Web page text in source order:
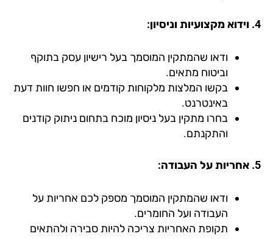
ודאו שהמתקין המוסמך בעל רישיון עסק בתוקף
וביטוח מתאים.
בקשו המלצות מלקוחות קודמים או חפשו חוות דעת
באינטרנט.
בחרו מתקין בעל ניסיון מוכח בתחום ניתוק קודנים
והתקנתם.
ודאו שהמתקין המוסמך מספק לכם אחריות על
העבודה ועל החומרים.
תקופת האחריות צריכה להיות סבירה ולהתאים